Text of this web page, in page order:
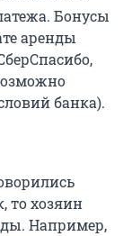
Бонусы
аренды
банка).
то хозяин
Например,